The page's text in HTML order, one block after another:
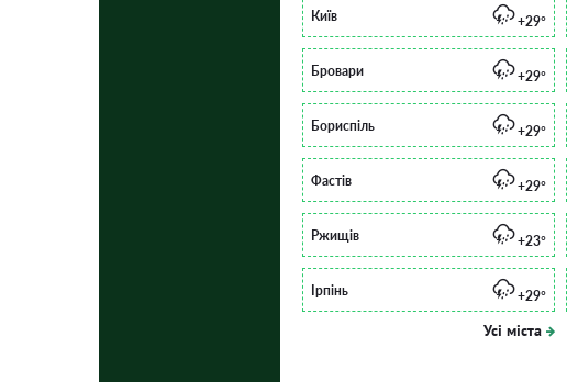
Київ +29°
Бровари +29°
Бориспіль +29°
Фастів +29°
Ржищів +23°
Ірпінь +29°
Усі міста